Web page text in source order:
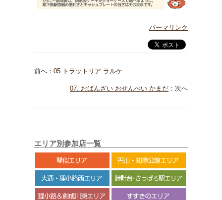
パーマリンク
前へ： 05.トラットリア ラルケ
07. おばんざい おせんべい かまだ ：次へ
エリア別参加店一覧